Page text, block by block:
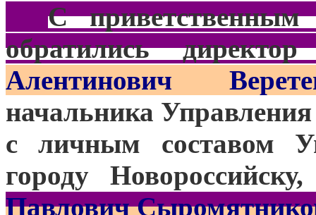
С
обратились директор
Алентинович
начальника
с личным составом
городу
Павлович